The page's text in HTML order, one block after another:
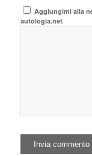
Aggiungimi alla
autologia.net